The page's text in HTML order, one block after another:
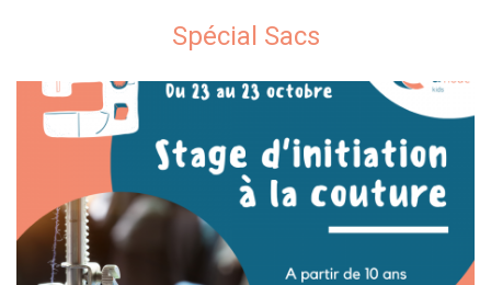
Spécial Sacs